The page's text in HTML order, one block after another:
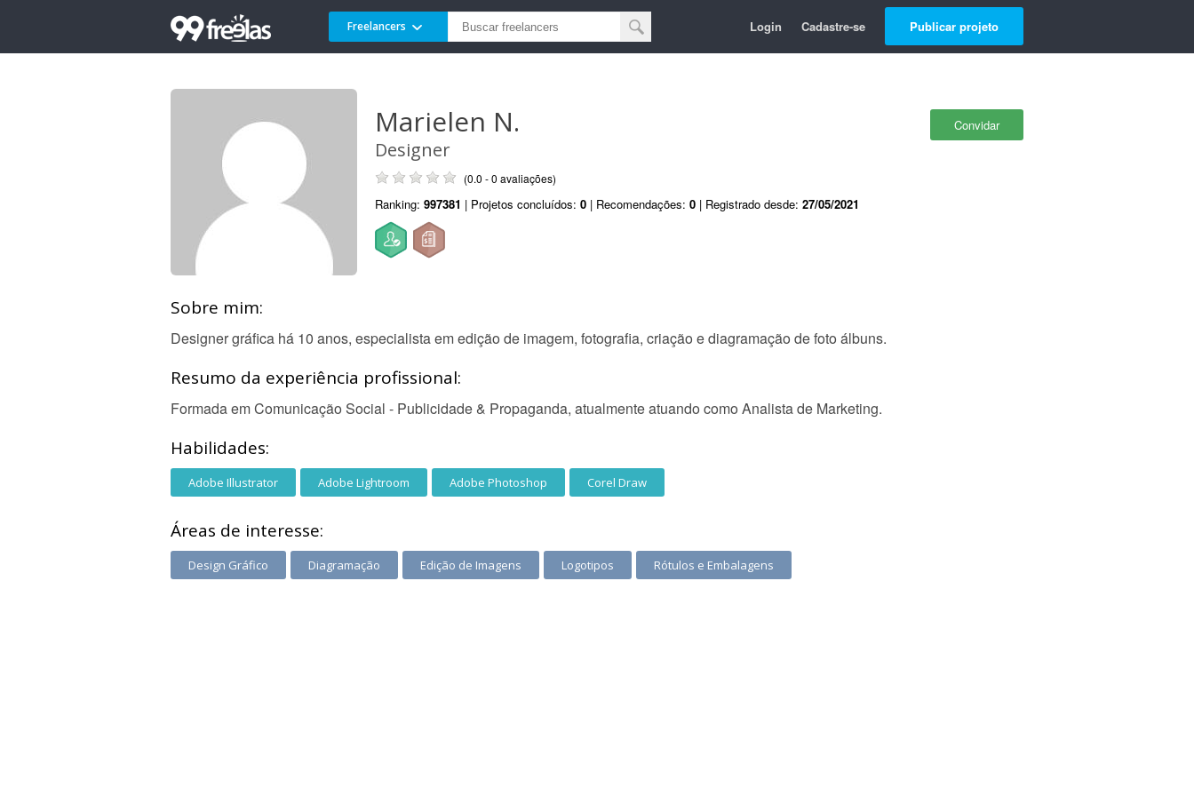
Freelancers Login Cadastre-se Publicar projeto
Convidar
Marielen N.
Designer
(0.0 - 0 avaliações)
Ranking: 997381 | Projetos concluídos: 0 | Recomendações: 0 | Registrado desde: 27/05/2021
Sobre mim:
Designer gráfica há 10 anos, especialista em edição de imagem, fotografia, criação e diagramação de foto álbuns.
Resumo da experiência profissional:
Formada em Comunicação Social - Publicidade & Propaganda, atualmente atuando como Analista de Marketing.
Habilidades:
Adobe Illustrator Adobe Lightroom Adobe Photoshop Corel Draw
Áreas de interesse:
Design Gráfico Diagramação Edição de Imagens Logotipos Rótulos e Embalagens